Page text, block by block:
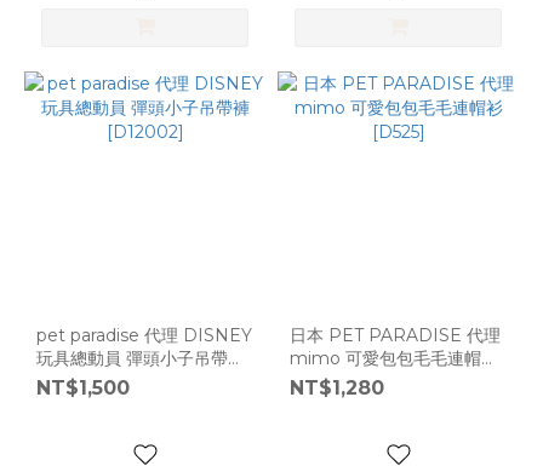
pet paradise 代理 DISNEY
玩具總動員 彈頭小子吊帶褲
[D12002]
NT$1,500
日本 PET PARADISE 代理
mimo 可愛包包毛毛連帽衫
[D525]
NT$1,280